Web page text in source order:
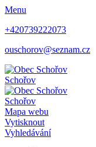
Menu
+420739222073
ouschorov@seznam.cz
Schořov
Schořov
Mapa webu
Vytisknout
Vyhledávání